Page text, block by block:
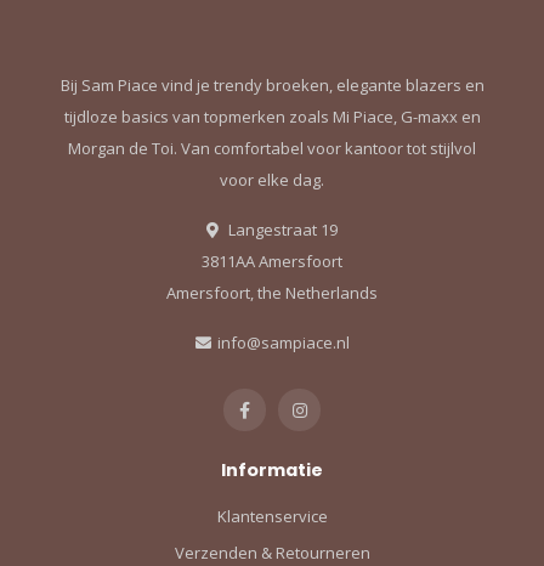
Bij Sam Piace vind je trendy broeken, elegante blazers en
tijdloze basics van topmerken zoals Mi Piace, G-maxx en
Morgan de Toi. Van comfortabel voor kantoor tot stijlvol
voor elke dag.
Langestraat 19
3811AA Amersfoort
Amersfoort, the Netherlands
info@sampiace.nl
Informatie
Klantenservice
Verzenden & Retourneren